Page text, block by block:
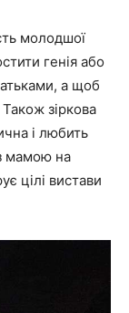
молодшої
генія або
а щоб
зіркова
і любить
мамою на
цілі вистави